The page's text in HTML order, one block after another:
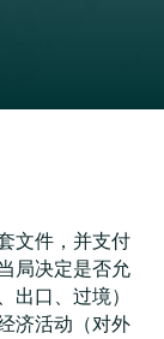
文件，并支付
局决定是否允
出口、过境）
济活动（对外